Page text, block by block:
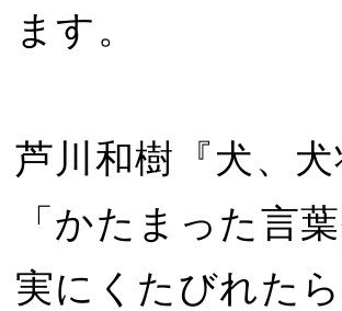
ます。
芦川和樹『犬、
「かたまった言
実にくたびれた